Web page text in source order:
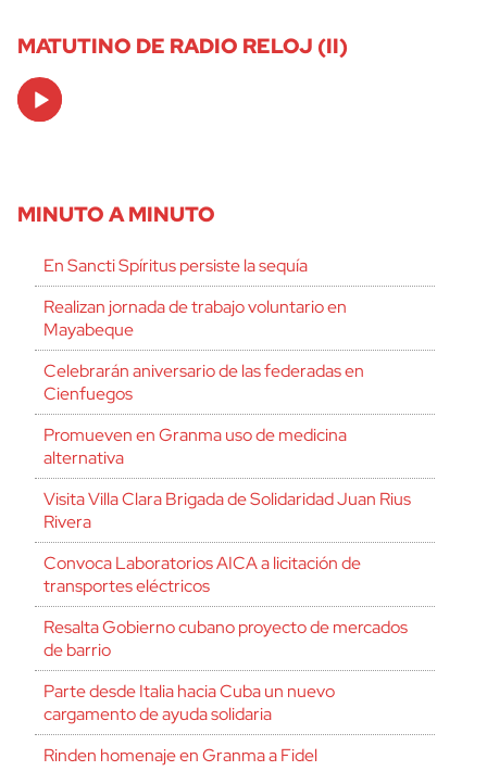
MATUTINO DE RADIO RELOJ (II)
Audio
Player
MINUTO A MINUTO
En Sancti Spíritus persiste la sequía
Realizan jornada de trabajo voluntario en
Mayabeque
Celebrarán aniversario de las federadas en
Cienfuegos
Promueven en Granma uso de medicina
alternativa
Visita Villa Clara Brigada de Solidaridad Juan Rius
Rivera
Convoca Laboratorios AICA a licitación de
transportes eléctricos
Resalta Gobierno cubano proyecto de mercados
de barrio
Parte desde Italia hacia Cuba un nuevo
cargamento de ayuda solidaria
Rinden homenaje en Granma a Fidel